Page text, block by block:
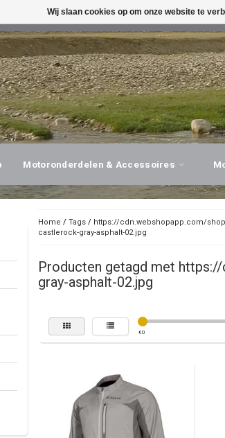
DESKUNDIG ADVIES, PERSOONLIJKE
Motoronderdelen & Accessoires
Home / Tags/ https://cdn.webshopapp.com/
castlerock-gray-asphalt-02.jpg
Producten getagd met
gray-asphalt-02.jpg
€0
Wij slaan cookies op om onze website te